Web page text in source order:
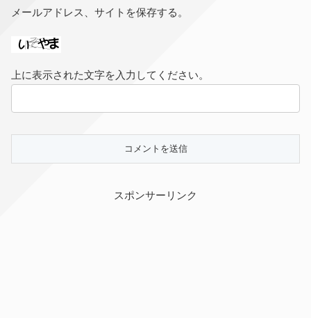
メールアドレス、サイトを保存する。
上に表示された文字を入力してください。
スポンサーリンク